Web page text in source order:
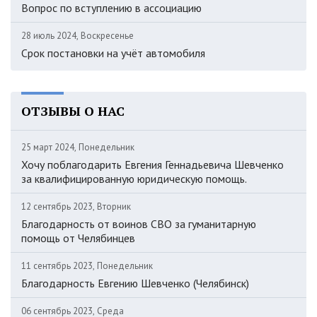
Вопрос по вступлению в ассоциацию
28 июль 2024, Воскресенье
Срок постановки на учёт автомобиля
ОТЗЫВЫ О НАС
25 март 2024, Понедельник
Хочу поблагодарить Евгения Геннадьевича Шевченко
за квалифицированную юридическую помощь.
12 сентябрь 2023, Вторник
Благодарность от воинов СВО за гуманитарную
помощь от Челябинцев
11 сентябрь 2023, Понедельник
Благодарность Евгению Шевченко (Челябинск)
06 сентябрь 2023, Среда